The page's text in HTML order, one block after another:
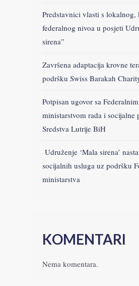
Predstavnici vlasti s lokalnog,
federalnog nivoa u posjeti
sirena”
Završena adaptacija krovne
podršku Swiss Barakah
Potpisan ugovor sa Federalnim
ministarstvom rada i socijalne
Sredstva Lutrije BiH
Udruženje ‘Mala sirena’
socijalnih usluga uz podršku
ministarstva
KOMENTARI
Nema komentara.